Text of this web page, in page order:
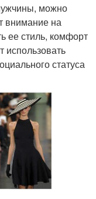
можно
внимание на
ее стиль, комфорт
использовать
статуса